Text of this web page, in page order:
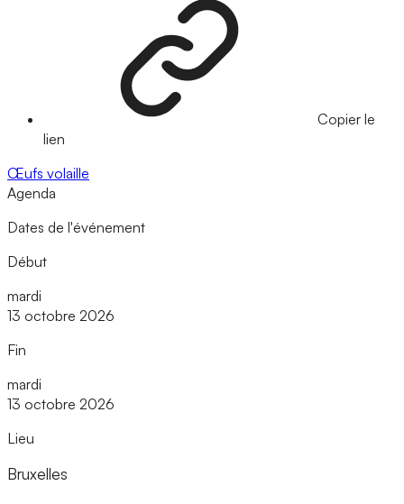
Copier le
lien
Œufs volaille
Agenda
Dates de l'événement
Début
mardi
13 octobre 2026
Fin
mardi
13 octobre 2026
Lieu
Bruxelles